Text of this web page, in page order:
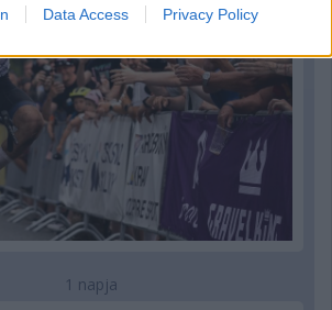
Data Access Privacy Policy
1 napja